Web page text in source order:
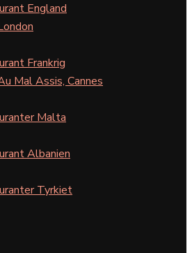
England
Frankrig
Mal Assis, Cannes
Malta
Albanien
Tyrkiet